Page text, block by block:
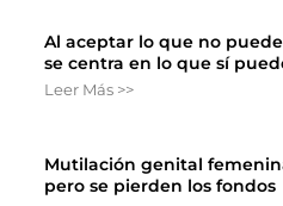
Al aceptar lo que no
se centra en lo que sí
Leer Más >>
Mutilación genital
pero se pierden los fondos